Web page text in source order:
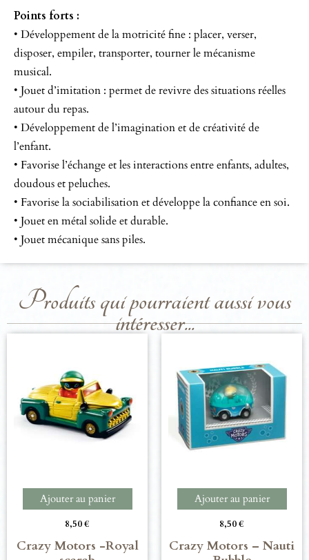
Points forts :
• Développement de la motricité fine : placer, verser,
disposer, empiler, transporter, tourner le mécanisme
musical.
• Jouet d’imitation : permet de revivre des situations réelles
autour du repas.
• Développement de l’imagination et de créativité de
l’enfant.
• Favorise l’échange et les interactions entre enfants, adultes,
doudous et peluches.
• Favorise la sociabilisation et développe la confiance en soi.
• Jouet en métal solide et durable.
• Jouet mécanique sans piles.
Produits qui pourraient aussi vous
intéresser...
Ajouter au panier
8,50€
Crazy Motors -Royal
Ajouter au panier
8,50€
Crazy Motors – Nauti